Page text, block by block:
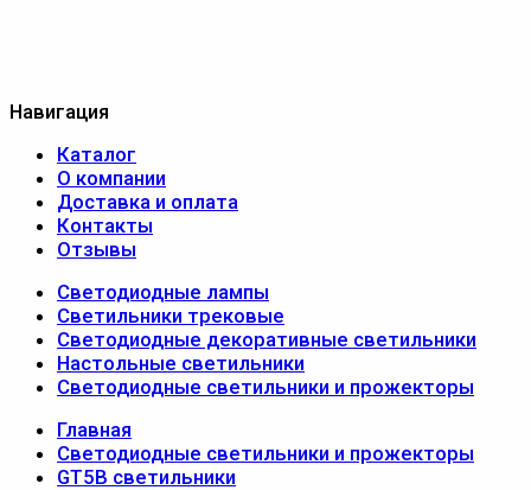
Навигация
Каталог
О компании
Доставка и оплата
Контакты
Отзывы
Светодиодные лампы
Светильники трековые
Светодиодные декоративные светильники
Настольные светильники
Светодиодные светильники и прожекторы
Главная
Светодиодные светильники и прожекторы
GT5B светильники